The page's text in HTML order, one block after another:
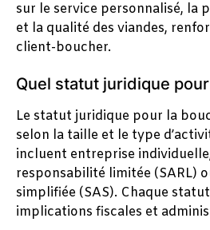
sur le service personnalisé, la
et la qualité des viandes,
client-boucher.
Quel statut juridique
Le statut juridique pour la
selon la taille et le type
incluent entreprise
responsabilité limitée (SARL)
simplifiée (SAS). Chaque
implications fiscales et